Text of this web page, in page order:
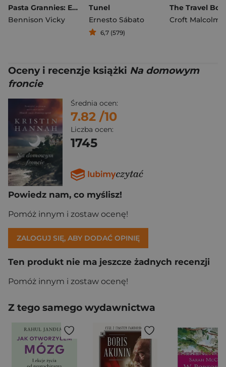
Pasta Grannies: Eat Everything
Bennison Vicky
Tunel
Ernesto Sábato
6,7 (579)
Croft Malcolm
Oceny i recenzje książki Na domowym
froncie
Średnia ocen:
7.82 /10
Liczba ocen:
1745
Powiedz nam, co myślisz!
Pomóż innym i zostaw ocenę!
ZALOGUJ SIĘ, ABY DODAĆ OPINIĘ
Ten produkt nie ma jeszcze żadnych recenzji
Pomóż innym i zostaw ocenę!
Z tego samego wydawnictwa